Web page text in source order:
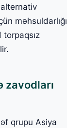
alternativ
məhsuldarlığı
torpaqsız
zavodları
qrupu Asiya